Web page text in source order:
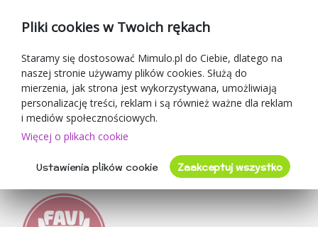
Blog
O sprzedawcy
Mimulo.pl
Regulamin sklepu
Ochrona danych osobowych GDPR
Kontakty
Oceny klientów
Pliki cookies w Twoich rękach
Staramy się dostosować Mimulo.pl do Ciebie, dlatego na
naszej stronie używamy plików cookies. Służą do
mierzenia, jak strona jest wykorzystywana, umożliwiają
personalizację treści, reklam i są również ważne dla reklam
i mediów społecznościowych.
Więcej o plikach cookie
Ustawienia plików cookie Zaakceptuj wszystko